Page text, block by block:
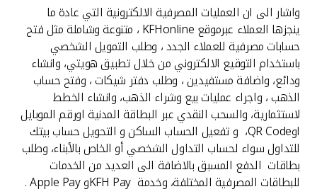
واشار الى ان العمليات المصرفية الالكترونية التي عادة ما
ينجزها العملاء عبرموقع KFHonline ، متنوعة وشاملة مثل فتح
حسابات مصرفية للعملاء الجدد ، وطلب التمويل الشخصي
باستخدام التوقيع الالكتروني من خلال تطبيق هويتي، وانشاء
ودائع، واضافة مستفيدين ، وطلب دفتر شيكات ، وفتح حساب
الذهب ، واجراء عمليات بيع وشراء الذهب، وانشاء الخطط
لاستثمارية، والسحب النقدي عبر البطاقة المدنية اورقم الموبايل
اوQR Code، و تفعيل الحساب الساكن و التحويل حساب بيتك
للتداول سواء لحساب التداول الشخصي أو الخاص بالأبناء، وطلب
بطاقات الدفع المسبق بالاضافة الى العديد من الخدمات
للبطاقات المصرفية المختلفة، وخدمة KFH Payو Apple Pay .